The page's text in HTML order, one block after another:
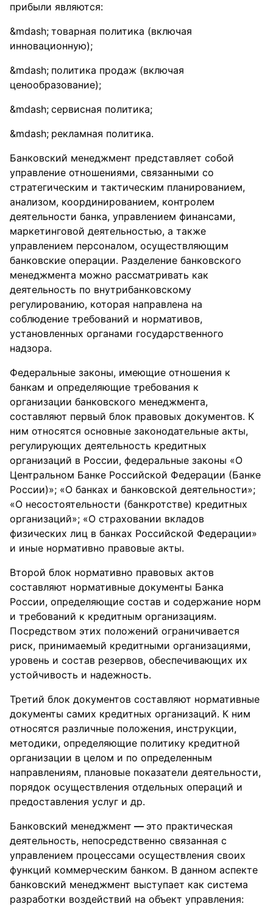
прибыли являются:
товарная политика (включая
инновационную);
политика продаж (включая
ценообразование);
сервисная политика;
рекламная политика.
Банковский менеджмент представляет собой
управление отношениями, связанными со
стратегическим и тактическим планированием,
анализом, координированием, контролем
деятельности банка, управлением финансами,
маркетинговой деятельностью, а также
управлением персоналом, осуществляющим
банковские операции. Разделение банковского
менеджмента можно рассматривать как
деятельность по внутрибанковскому
регулированию, которая направлена на
соблюдение требований и нормативов,
установленных органами государственного
надзора.
Федеральные законы, имеющие отношения к
банкам и определяющие требования к
организации банковского менеджмента,
составляют первый блок правовых документов. К
ним относятся основные законодательные акты,
регулирующих деятельность кредитных
организаций в России, федеральные законы «О
Центральном Банке Российской Федерации (Банке
России)»; «О банках и банковской деятельности»;
«О несостоятельности (банкротстве) кредитных
организаций»; «О страховании вкладов
физических лиц в банках Российской Федерации»
и иные нормативно правовые акты.
Второй блок нормативно правовых актов
составляют нормативные документы Банка
России, определяющие состав и содержание норм
и требований к кредитным организациям.
Посредством этих положений ограничивается
риск, принимаемый кредитными организациями,
уровень и состав резервов, обеспечивающих их
устойчивость и надежность.
Третий блок документов составляют нормативные
документы самих кредитных организаций. К ним
относятся различные положения, инструкции,
методики, определяющие политику кредитной
организации в целом и по определенным
направлениям, плановые показатели деятельности,
порядок осуществления отдельных операций и
предоставления услуг и др.
Банковский менеджмент — это практическая
деятельность, непосредственно связанная с
управлением процессами осуществления своих
функций коммерческим банком. В данном аспекте
банковский менеджмент выступает как система
разработки воздействий на объект управления: